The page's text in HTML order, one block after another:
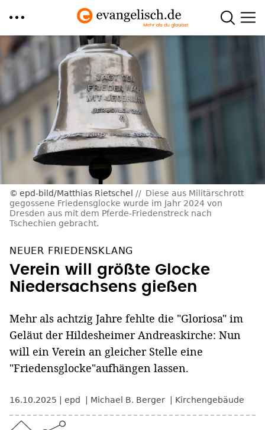
Direkt
zum
epd-bild/Matthias Rietschel
Diese aus Militärschrott
gegossene Friedensglocke wurde im Jahr 2024 von
Dresden aus mit dem Pferde-Friedenstreck nach
Tschechien gebracht.
NEUER FRIEDENSKLANG
Verein will größte Glocke
Niedersachsens gießen
Mehr als achtzig Jahre fehlte die "Gloriosa" im
Geläut der Hildesheimer Andreaskirche: Nun
will ein Verein an gleicher Stelle eine
"Friedensglocke"aufhängen lassen.
16.10.2025 epd Michael B. Berger Kirchengebäude